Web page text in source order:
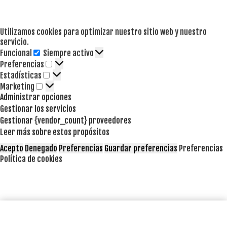
Utilizamos cookies para optimizar nuestro sitio web y nuestro
servicio.
Funcional
Funcional
Siempre activo
Preferencias
Preferencias
Estadísticas Estadísticas
Marketing Marketing
Administrar opciones
Gestionar los servicios
Gestionar {vendor_count} proveedores
Leer más sobre estos propósitos
Acepto Denegado Preferencias Guardar preferencias Preferencias
Política de cookies